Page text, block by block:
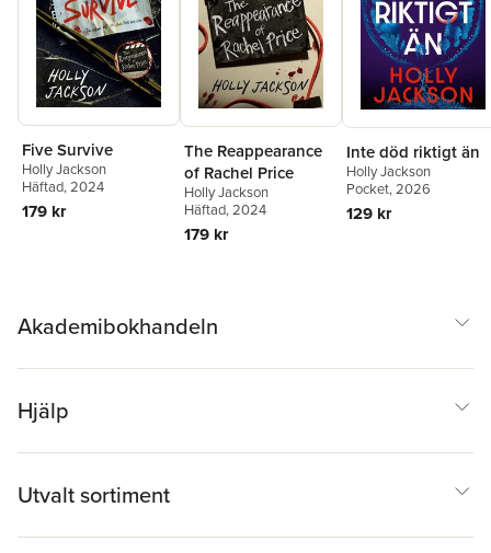
Five Survive
Holly Jackson
Häftad, 2024
179 kr
The Reappearance
of Rachel Price
Holly Jackson
Häftad, 2024
179 kr
Inte död riktigt än
Holly Jackson
Pocket, 2026
129 kr
Akademibokhandeln
Hjälp
Utvalt sortiment